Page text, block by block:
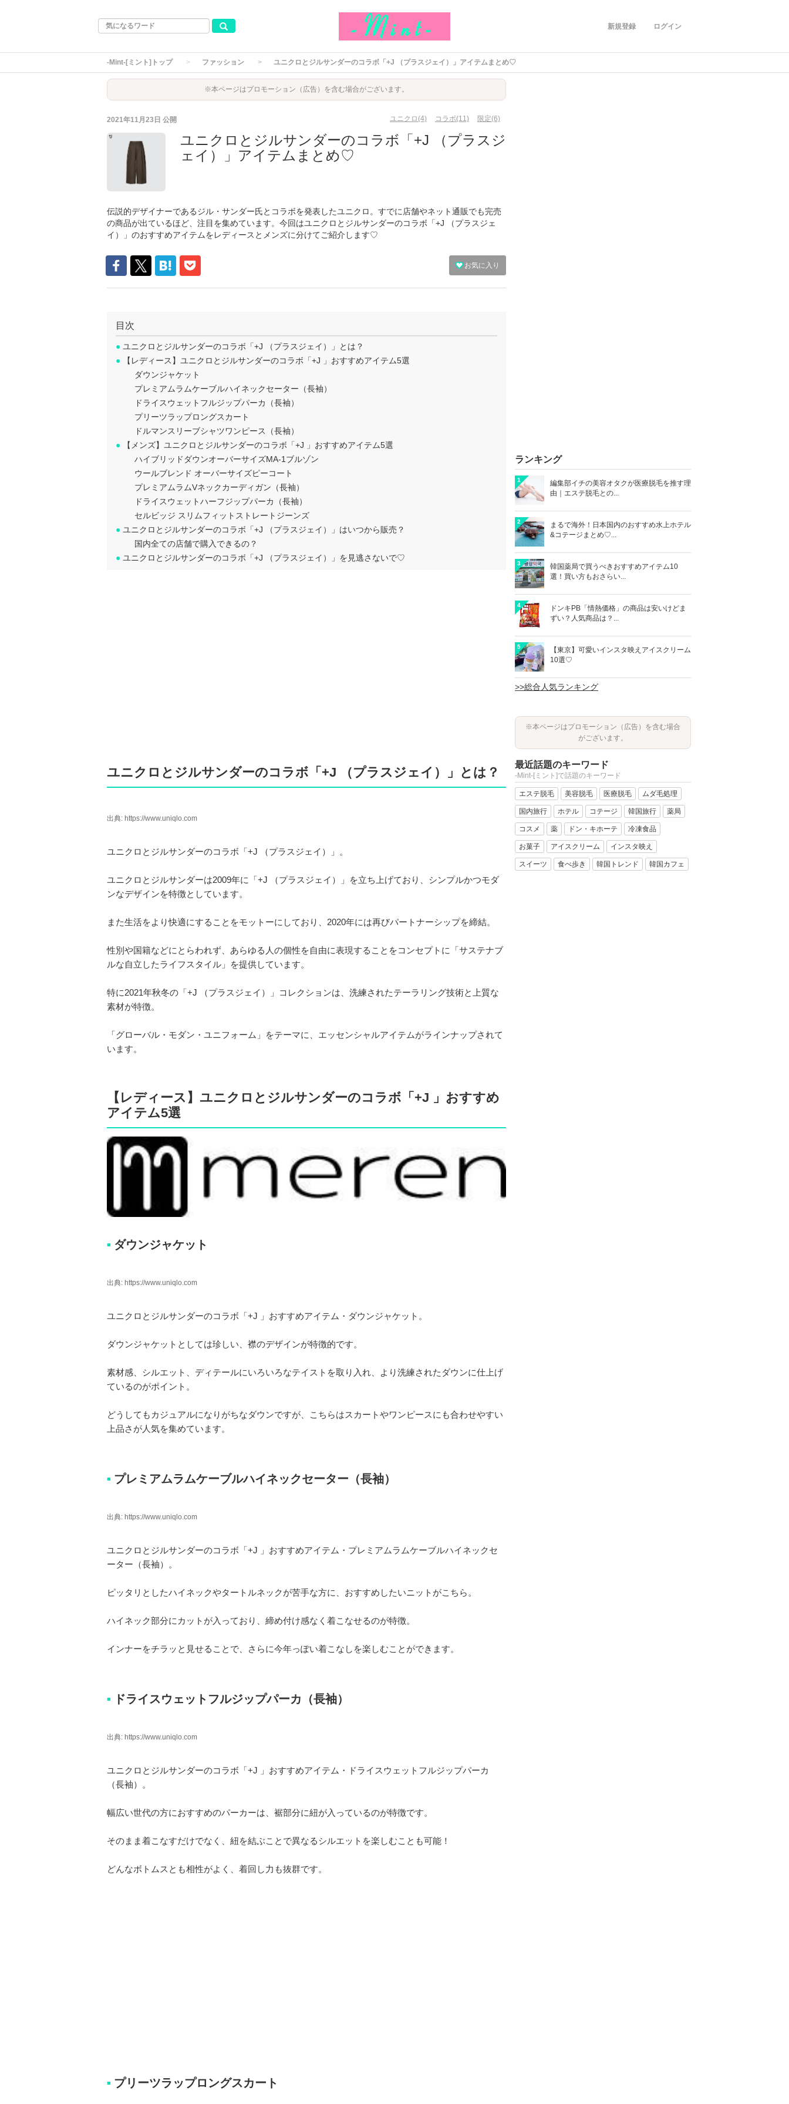
ログイン
新規登録
-Mint-[ミント]トップ ファッション ユニクロとジルサンダーのコラボ「+J （プラスジェイ）」アイテムまとめ♡
※本ページはプロモーション（広告）を含む場合がございます。
2021年11月23日 公開 ユニクロ(4) コラボ(11) 限定(6)
ユニクロとジルサンダーのコラボ「+J （プラスジ
ェイ）」アイテムまとめ♡
伝説的デザイナーであるジル・サンダー氏とコラボを発表したユニクロ。すでに店舗やネット通販でも完売
の商品が出ているほど、注目を集めています。今回はユニクロとジルサンダーのコラボ「+J （プラスジェ
イ）」のおすすめアイテムをレディースとメンズに分けてご紹介します♡
お気に入り
目次
● ユニクロとジルサンダーのコラボ「+J （プラスジェイ）」とは？
● 【レディース】ユニクロとジルサンダーのコラボ「+J 」おすすめアイテム5選
ダウンジャケット
プレミアムラムケーブルハイネックセーター（長袖）
ドライスウェットフルジップパーカ（長袖）
プリーツラップロングスカート
ドルマンスリーブシャツワンピース（長袖）
● 【メンズ】ユニクロとジルサンダーのコラボ「+J 」おすすめアイテム5選
ハイブリッドダウンオーバーサイズMA-1ブルゾン
ウールブレンド オーバーサイズピーコート
プレミアムラムVネックカーディガン（長袖）
ドライスウェットハーフジップパーカ（長袖）
セルビッジ スリムフィットストレートジーンズ
● ユニクロとジルサンダーのコラボ「+J （プラスジェイ）」はいつから販売？
国内全ての店舗で購入できるの？
● ユニクロとジルサンダーのコラボ「+J （プラスジェイ）」を見逃さないで♡
ユニクロとジルサンダーのコラボ「+J （プラスジェイ）」とは？
出典: https://www.uniqlo.com
ユニクロとジルサンダーのコラボ「+J （プラスジェイ）」。
ユニクロとジルサンダーは2009年に「+J （プラスジェイ）」を立ち上げており、シンプルかつモダ
ンなデザインを特徴としています。
また生活をより快適にすることをモットーにしており、2020年には再びパートナーシップを締結。
性別や国籍などにとらわれず、あらゆる人の個性を自由に表現することをコンセプトに「サステナブ
ルな自立したライフスタイル」を提供しています。
特に2021年秋冬の「+J （プラスジェイ）」コレクションは、洗練されたテーラリング技術と上質な
素材が特徴。
「グローバル・モダン・ユニフォーム」をテーマに、エッセンシャルアイテムがラインナップされて
います。
【レディース】ユニクロとジルサンダーのコラボ「+J 」おすすめ
アイテム5選
■ ダウンジャケット
出典: https://www.uniqlo.com
ユニクロとジルサンダーのコラボ「+J 」おすすめアイテム・ダウンジャケット。
ダウンジャケットとしては珍しい、襟のデザインが特徴的です。
素材感、シルエット、ディテールにいろいろなテイストを取り入れ、より洗練されたダウンに仕上げ
ているのがポイント。
どうしてもカジュアルになりがちなダウンですが、こちらはスカートやワンピースにも合わせやすい
上品さが人気を集めています。
■ プレミアムラムケーブルハイネックセーター（長袖）
出典: https://www.uniqlo.com
ユニクロとジルサンダーのコラボ「+J 」おすすめアイテム・プレミアムラムケーブルハイネックセ
ーター（長袖）。
ピッタリとしたハイネックやタートルネックが苦手な方に、おすすめしたいニットがこちら。
ハイネック部分にカットが入っており、締め付け感なく着こなせるのが特徴。
インナーをチラッと見せることで、さらに今年っぽい着こなしを楽しむことができます。
■ ドライスウェットフルジップパーカ（長袖）
出典: https://www.uniqlo.com
ユニクロとジルサンダーのコラボ「+J 」おすすめアイテム・ドライスウェットフルジップパーカ
（長袖）。
幅広い世代の方におすすめのパーカーは、裾部分に紐が入っているのが特徴です。
そのまま着こなすだけでなく、紐を結ぶことで異なるシルエットを楽しむことも可能！
どんなボトムスとも相性がよく、着回し力も抜群です。
■ プリーツラップロングスカート
ランキング
1
編集部イチの美容オタクが医療脱毛を推す理
由｜エステ脱毛との...
2
まるで海外！日本国内のおすすめ水上ホテル
&コテージまとめ♡...
3
韓国薬局で買うべきおすすめアイテム10
選！買い方もおさらい...
4
ドンキPB「情熱価格」の商品は安いけどま
ずい？人気商品は？...
5
【東京】可愛いインスタ映えアイスクリーム
10選♡
>>総合人気ランキング
※本ページはプロモーション（広告）を含む場合
がございます。
最近話題のキーワード
-Mint-[ミント]で話題のキーワード
エステ脱毛 美容脱毛 医療脱毛 ムダ毛処理
国内旅行 ホテル コテージ 韓国旅行 薬局
コスメ 薬 ドン・キホーテ 冷凍食品
お菓子 アイスクリーム インスタ映え
スイーツ 食べ歩き 韓国トレンド 韓国カフェ